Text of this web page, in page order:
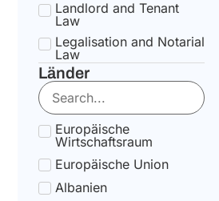
Landlord and Tenant
Law
Legalisation and Notarial
Law
National Health Service
State pension Law
Tax Law
Uncategorized
Tax Code Individuals
Länder
Europäische
Wirtschaftsraum
Europäische Union
Albanien